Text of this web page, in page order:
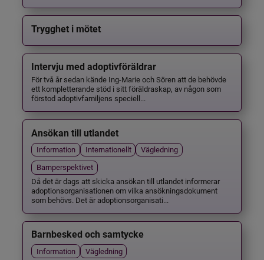
Trygghet i mötet
Intervju med adoptivföräldrar
För två år sedan kände Ing-Marie och Sören att de behövde
ett kompletterande stöd i sitt föräldraskap, av någon som
förstod adoptivfamiljens speciell...
Ansökan till utlandet
Information Internationellt
Vägledning
Barnperspektivet
Då det är dags att skicka ansökan till utlandet informerar
adoptionsorganisationen om vilka ansökningsdokument
som behövs. Det är adoptionsorganisati...
Barnbesked och samtycke
Information
Vägledning